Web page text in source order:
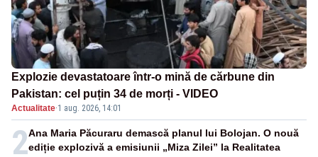
Explozie devastatoare într-o mină de cărbune din
Pakistan: cel puțin 34 de morți - VIDEO
Actualitate·1 aug. 2026, 14:01
2Ana Maria Păcuraru demască planul lui Bolojan. O nouă
ediție explozivă a emisiunii „Miza Zilei” la Realitatea